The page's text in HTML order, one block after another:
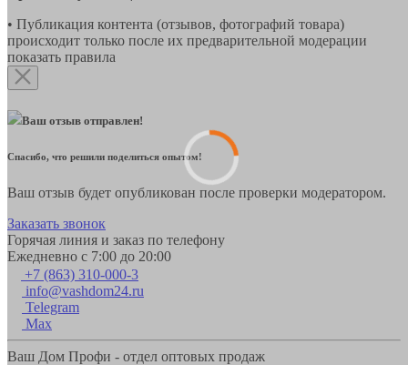
• Публикация контента (отзывов, фотографий товара)
происходит только после их предварительной модерации
показать правила
Ваш отзыв отправлен!
Спасибо, что решили поделиться опытом!
Ваш отзыв будет опубликован после проверки модератором.
Заказать звонок
Горячая линия и заказ по телефону
Ежедневно с 7:00 до 20:00
+7 (863) 310-000-3
info@vashdom24.ru
Telegram
Max
Ваш Дом Профи - отдел оптовых продаж